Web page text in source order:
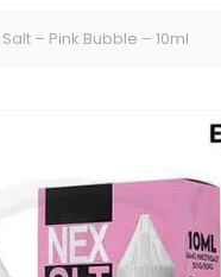
Salt – Pink Bubble – 10ml
Hjälp mig välja